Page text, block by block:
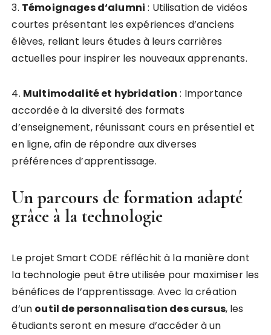
3. Témoignagesd‘alumni : Utilisation de vidéos
courtes présentant les expériences d’anciens
élèves, reliant leurs études à leurs carrières
actuelles pour inspirer les nouveaux apprenants.
4. Multimodalitéet hybridation : Importance
accordée à la diversité des formats
d’enseignement, réunissant cours en présentiel et
en ligne, afin de répondre aux diverses
préférences d’apprentissage.
Un parcours de formation adapté
grâce à la technologie
Le projet Smart CODE réfléchit à la manière dont
la technologie peut être utilisée pour maximiser les
bénéfices de l’apprentissage. Avec la création
d’un outil de personnalisation descursus, les
étudiants seront en mesure d’accéder à un